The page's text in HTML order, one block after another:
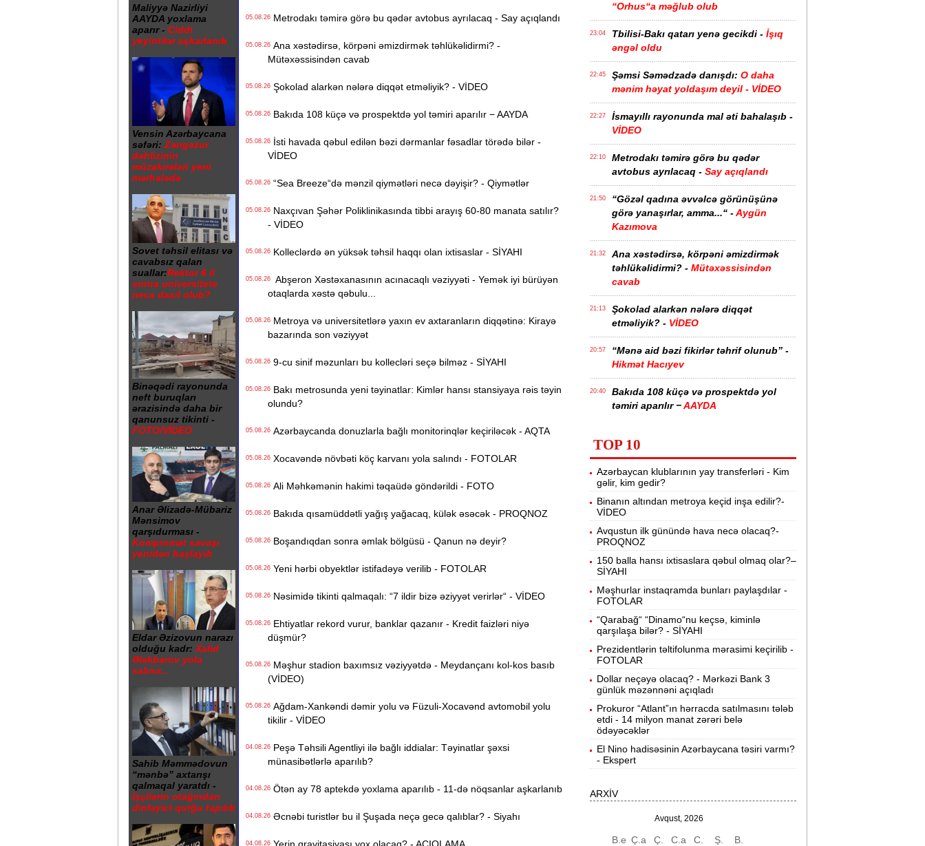
Maliyyə Nazirliyi
AAYDA yoxlama
aparır - Ciddi
yeyintilər aşkarlanıb
Vensin Azərbaycana
səfəri: Zəngəzur
dəhlizinin
müzakirələri yeni
mərhələdə
Sovet təhsil elitası və
cavabsız qalan
suallar:Rektor 6 il
sonra universitetə
necə daxil olub?
Binəqədi rayonunda
neft buruqları
ərazisində daha bir
qanunsuz tikinti -
FOTO/VİDEO
Anar Əlizadə-Mübariz
Mənsimov
qarşıdurması -
Kompromat savaşı
yenidən başlayıb
Eldar Əzizovun narazı
olduğu kadr: Xalid
Ələkbərov yola
salınır...
Sahib Məmmədovun
“mənbə” axtarışı
qalmaqal yaratdı -
İşçilərin otağından
dinləyici qurğu tapılıb
05.08.26Metrodakı təmirə görə bu qədər avtobus ayrılacaq - Say açıqlandı
05.08.26Ana xəstədirsə, körpəni əmizdirmək təhlükəlidirmi? -
Mütəxəssisindən cavab
05.08.26Şokolad alarkən nələrə diqqət etməliyik? - VİDEO
05.08.26Bakıda 108 küçə və prospektdə yol təmiri aparılır − AAYDA
05.08.26İsti havada qəbul edilən bəzi dərmanlar fəsadlar törədə bilər -
VİDEO
05.08.26“Sea Breeze“də mənzil qiymətləri necə dəyişir? - Qiymətlər
05.08.26Naxçıvan Şəhər Poliklinikasında tibbi arayış 60-80 manata satılır?
- VİDEO
05.08.26Kolleclərdə ən yüksək təhsil haqqı olan ixtisaslar - SİYAHI
05.08.26Abşeron Xəstəxanasının acınacaqlı vəziyyəti - Yemək iyi bürüyən
otaqlarda xəstə qəbulu...
05.08.26Metroya və universitetlərə yaxın ev axtaranların diqqətinə: Kirayə
bazarında son vəziyyət
05.08.269-cu sinif məzunları bu kollecləri seçə bilməz - SİYAHI
05.08.26Bakı metrosunda yeni təyinatlar: Kimlər hansı stansiyaya rəis təyin
olundu?
05.08.26Azərbaycanda donuzlarla bağlı monitorinqlər keçiriləcək - AQTA
05.08.26Xocavəndə növbəti köç karvanı yola salındı - FOTOLAR
05.08.26Ali Məhkəmənin hakimi təqaüdə göndərildi - FOTO
05.08.26Bakıda qısamüddətli yağış yağacaq, külək əsəcək - PROQNOZ
05.08.26Boşandıqdan sonra əmlak bölgüsü - Qanun nə deyir?
05.08.26Yeni hərbi obyektlər istifadəyə verilib - FOTOLAR
05.08.26Nəsimidə tikinti qalmaqalı: “7 ildir bizə əziyyət verirlər“ - VİDEO
05.08.26Ehtiyatlar rekord vurur, banklar qazanır - Kredit faizləri niyə
düşmür?
05.08.26Məşhur stadion baxımsız vəziyyətdə - Meydançanı kol-kos basıb
(VİDEO)
05.08.26Ağdam-Xankəndi dəmir yolu və Füzuli-Xocavənd avtomobil yolu
tikilir - VİDEO
04.08.26Peşə Təhsili Agentliyi ilə bağlı iddialar: Təyinatlar şəxsi
münasibətlərlə aparılıb?
04.08.26Ötən ay 78 aptekdə yoxlama aparılıb - 11-də nöqsanlar aşkarlanıb
04.08.26Əcnəbi turistlər bu il Şuşada neçə gecə qalıblar? - Siyahı
04.08.26
“Orhus“a məğlub olub
23:04 Tbilisi-Bakı qatarı yenə gecikdi - İşıq
əngəl oldu
22:45 Şəmsi Səmədzadə danışdı: O daha
mənim həyat yoldaşım deyil - VİDEO
22:27
İsmayıllı rayonunda mal əti bahalaşıb -
VİDEO
22:10
Metrodakı təmirə görə bu qədər
avtobus ayrılacaq - Say açıqlandı
21:50
“Gözəl qadına əvvəlcə görünüşünə
görə yanaşırlar, amma...“ -Aygün
Kazımova
21:32
Ana xəstədirsə, körpəni əmizdirmək
təhlükəlidirmi? - Mütəxəssisindən
cavab
21:13
Şokolad alarkən nələrə diqqət
etməliyik? - VİDEO
20:57
“Mənə aid bəzi fikirlər təhrif olunub” -
Hikmət Hacıyev
20:40
Bakıda 108 küçə və prospektdə yol
təmiri aparılır −AAYDA
fəsadlar törədə bilər -
20:06
Müharibədə 3 400-dən çox iranlı və 18
ABŞ hərbçisi həlak olub -
19:48 BMT-dən dəhşətli xəbərdarlıq -
milyon insan ac qala bilər
19:31
“Wildberries” anbar tutumunun üçdə
birini itirib -
19:16
“Sea Breeze“də mənzil qiymətləri necə
dəyişir? -Qiymətlər
19:00 Bakıda ticarət mərkəzində FACİƏ:liftin
şaxtasına düşüb öldü
18:41 Pentaqondan kritik addım: Rusiya və
Çinə qarşı yeni plan
18:22
Naxçıvan Şəhər Poliklinikasında tibbi
arayış 60-80 manata satılır? -
18:05
Kolleclərdə ən yüksək təhsil haqqı
"Yəhudi David Seliverstov" Kazım
Abbasov çıxdı! -Bir dələduzla bağlı
TOP 10
Azərbaycan klublarının yay transferləri - Kim
gəlir, kim gedir?
Binanın altından metroya keçid inşa edilir?-
VİDEO
Avqustun ilk günündə hava necə olacaq?-
PROQNOZ
150 balla hansı ixtisaslara qəbul olmaq olar?–
SİYAHI
Məşhurlar instaqramda bunları paylaşdılar -
FOTOLAR
“Qarabağ“ “Dinamo“nu keçsə, kiminlə
qarşılaşa bilər? - SİYAHI
Prezidentlərin təltifolunma mərasimi keçirilib -
FOTOLAR
Dollar neçəyə olacaq? - Mərkəzi Bank 3
günlük məzənnəni açıqladı
Prokuror “Atlant”ın hərracda satılmasını tələb
etdi - 14 milyon manat zərəri belə
ödəyəcəklər
El Nino hadisəsinin Azərbaycana təsiri varmı?
- Ekspert
ARXİV
Avqust, 2026
B.e Ç.a Ç. C.a C. Ş. B.